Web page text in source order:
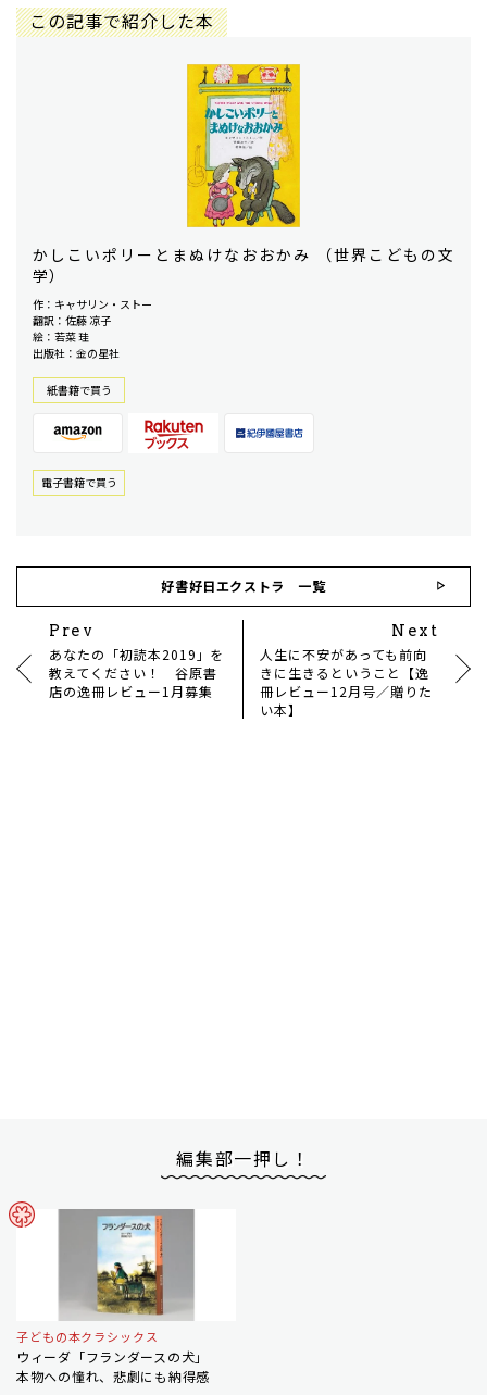
この記事で紹介した本
かしこいポリーとまぬけなおおかみ （世界こどもの文
学）
作：キャサリン・ストー
翻訳：佐藤 凉子
絵：若菜 珪
出版社：金の星社
紙書籍で買う
電⼦書籍で買う
好書好日エクストラ 一覧
Prev
あなたの「初読本2019」を
教えてください！ 谷原書
店の逸冊レビュー1月募集
Next
人生に不安があっても前向
きに生きるということ【逸
冊レビュー12月号／贈りた
い本】
編集部一押し！
子どもの本クラシックス
ウィーダ「フランダースの犬」
本物への憧れ、悲劇にも納得感